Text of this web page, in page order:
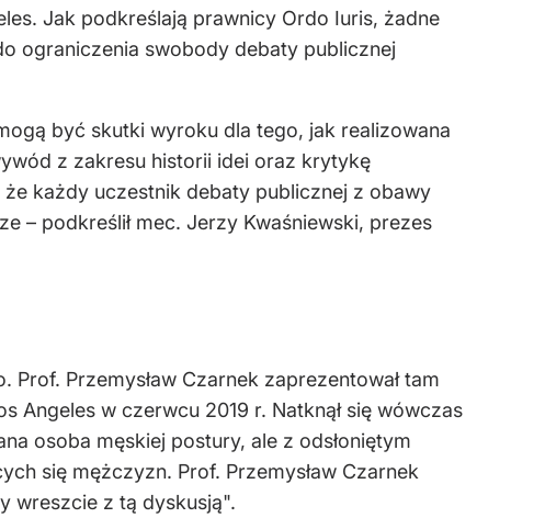
Jak podkreślają prawnicy Ordo Iuris, żadne
ograniczenia swobody debaty publicznej
być skutki wyroku dla tego, jak realizowana
z zakresu historii idei oraz krytykę
każdy uczestnik debaty publicznej z obawy
– podkreślił mec. Jerzy Kwaśniewski, prezes
Prof. Przemysław Czarnek zaprezentował tam
Angeles w czerwcu 2019 r. Natknął się wówczas
osoba męskiej postury, ale z odsłoniętym
się mężczyzn. Prof. Przemysław Czarnek
wreszcie z tą dyskusją".